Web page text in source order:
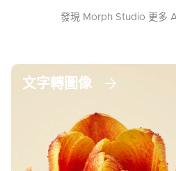
發現 Morph Studio 更多
文字轉圖像